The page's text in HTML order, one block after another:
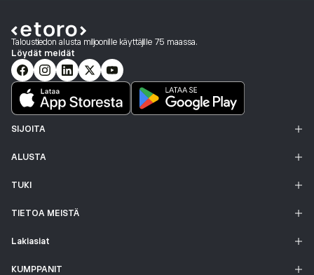
Taloustiedon alusta miljoonille käyttäjille 75 maassa.
Löydät meidät
SIJOITA
ALUSTA
TUKI
TIETOA MEISTÄ
Lakiasiat
KUMPPANIT